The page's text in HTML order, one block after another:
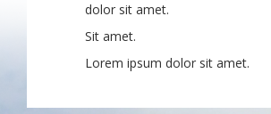
dolor sit amet.
Sit amet.
Lorem ipsum dolor sit amet.